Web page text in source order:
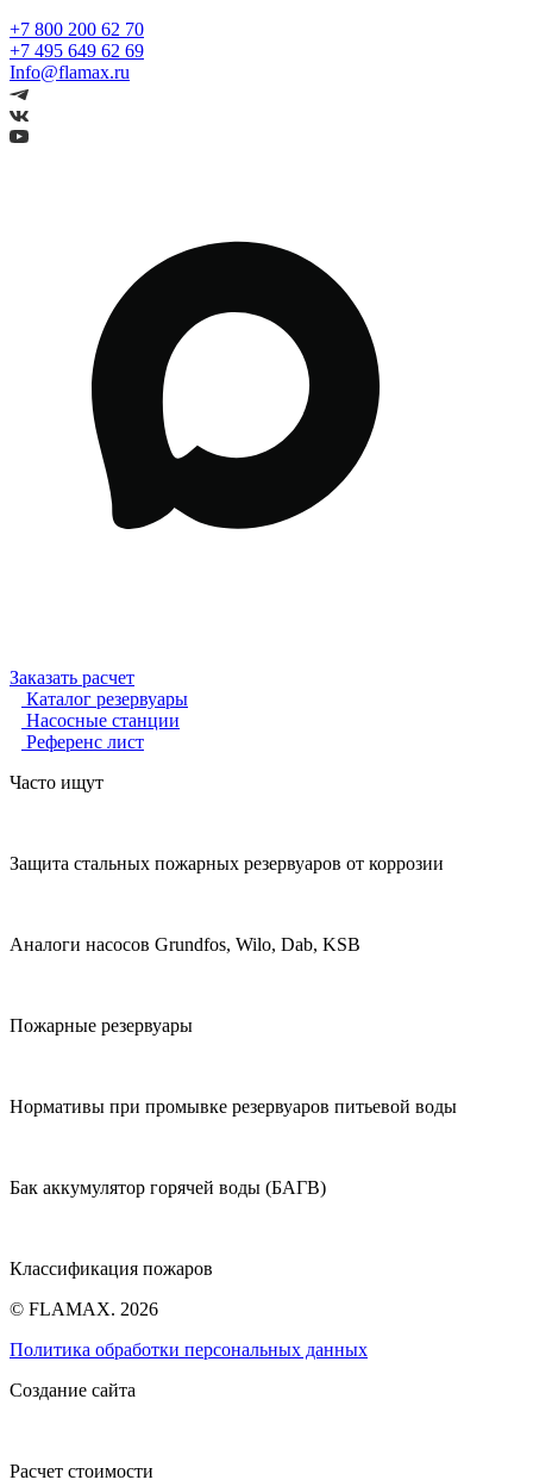
+7 800 200 62 70
+7 495 649 62 69
Info@flamax.ru
Заказать расчет
Каталог резервуары
Насосные станции
Референс лист
Часто ищут
Защита стальных пожарных резервуаров от коррозии
Аналоги насосов Grundfos, Wilo, Dab, KSB
Пожарные резервуары
Нормативы при промывке резервуаров питьевой воды
Бак аккумулятор горячей воды (БАГВ)
Классификация пожаров
© FLAMAX. 2026
Политика обработки персональных данных
Создание сайта
Расчет стоимости